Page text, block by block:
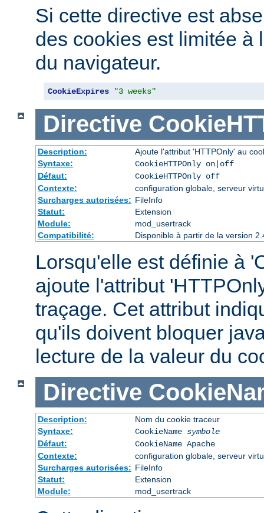
Si cette directive est
des cookies est limitée à
du navigateur.
CookieExpires "3 weeks"
Directive
Description:
Ajoute l'attribut 'HTTPOnly' au
Syntaxe:
CookieHTTPOnly on|off
Défaut:
CookieHTTPOnly off
Contexte:
configuration globale, serveur
Surcharges autorisées: FileInfo
Statut:
Extension
Module:
mod_usertrack
Compatibilité:
Disponible à partir de la version
Lorsqu'elle est définie à
ajoute l'attribut
traçage. Cet attribut
qu'ils doivent bloquer
lecture de la valeur du
Directive
Description:
Nom du cookie traceur
Syntaxe:
CookieName symbole
Défaut:
CookieName Apache
Contexte:
configuration globale, serveur
Surcharges autorisées: FileInfo
Statut:
Extension
Module:
mod_usertrack